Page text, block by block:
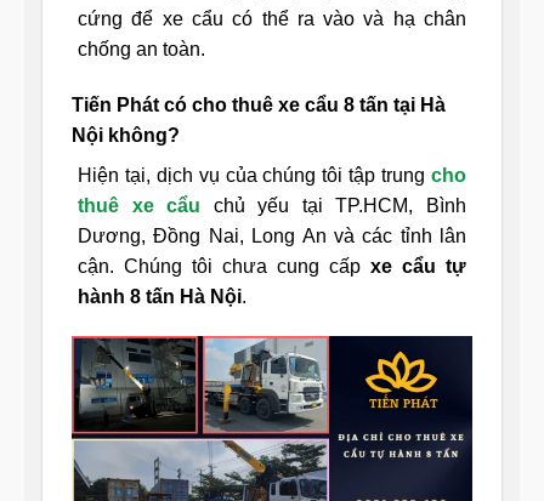
cứng để xe cẩu có thể ra vào và hạ chân
chống an toàn.
Tiến Phát có cho thuê xe cẩu 8 tấn tại Hà
Nội không?
Hiện tại, dịch vụ của chúng tôi tập trung cho
thuê xe cẩu chủ yếu tại TP.HCM, Bình
Dương, Đồng Nai, Long An và các tỉnh lân
cận. Chúng tôi chưa cung cấp xe cẩu tự
hành 8 tấn Hà Nội.